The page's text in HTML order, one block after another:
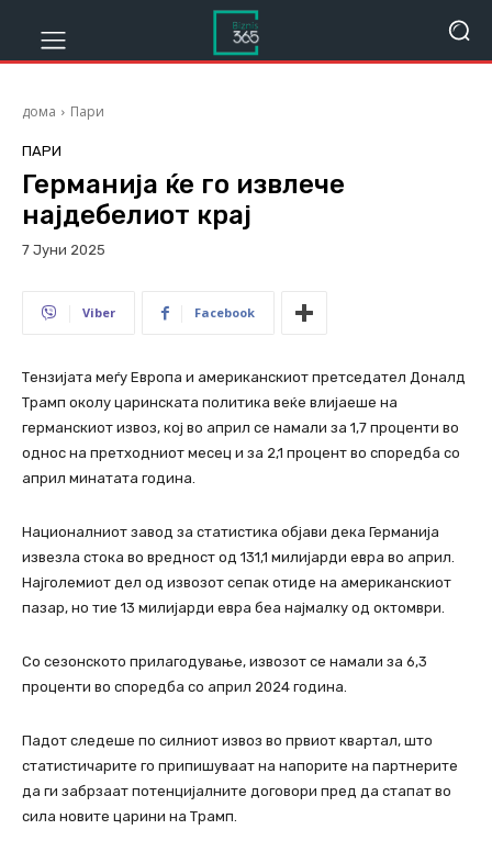
дома Пари
ПАРИ
Германија ќе го извлече
најдебелиот крај
7 Јуни 2025
Viber Facebook
Тензијата меѓу Европа и американскиот претседател Доналд
Трамп околу царинската политика веќе влијаеше на
германскиот извоз, кој во април се намали за 1,7 проценти во
однос на претходниот месец и за 2,1 процент во споредба со
април минатата година.
Националниот завод за статистика објави дека Германија
извезла стока во вредност од 131,1 милијарди евра во април.
Најголемиот дел од извозот сепак отиде на американскиот
пазар, но тие 13 милијарди евра беа најмалку од октомври.
Со сезонското прилагодување, извозот се намали за 6,3
проценти во споредба со април 2024 година.
Падот следеше по силниот извоз во првиот квартал, што
статистичарите го припишуваат на напорите на партнерите
да ги забрзаат потенцијалните договори пред да стапат во
сила новите царини на Трамп.